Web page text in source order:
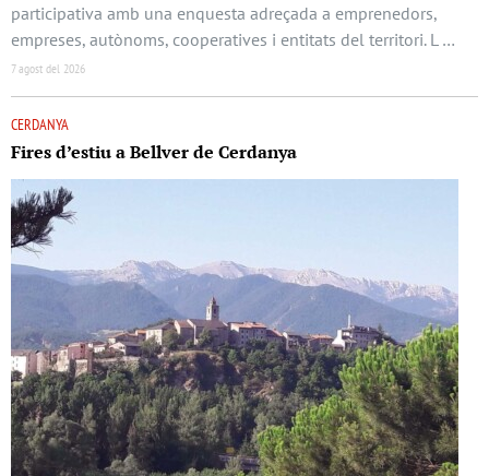
participativa amb una enquesta adreçada a emprenedors,
empreses, autònoms, cooperatives i entitats del territori. L …
7 agost del 2026
CERDANYA
Fires d’estiu a Bellver de Cerdanya